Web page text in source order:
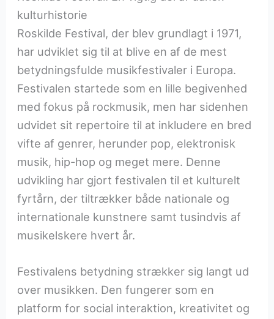
kulturhistorie
Roskilde Festival, der blev grundlagt i 1971,
har udviklet sig til at blive en af de mest
betydningsfulde musikfestivaler i Europa.
Festivalen startede som en lille begivenhed
med fokus på rockmusik, men har sidenhen
udvidet sit repertoire til at inkludere en bred
vifte af genrer, herunder pop, elektronisk
musik, hip-hop og meget mere. Denne
udvikling har gjort festivalen til et kulturelt
fyrtårn, der tiltrækker både nationale og
internationale kunstnere samt tusindvis af
musikelskere hvert år.
Festivalens betydning strækker sig langt ud
over musikken. Den fungerer som en
platform for social interaktion, kreativitet og